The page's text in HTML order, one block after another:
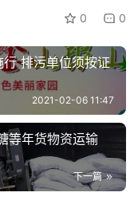
0 0
排污单位须按证
2021-02-06 11:47
等年货物资运输
下一篇